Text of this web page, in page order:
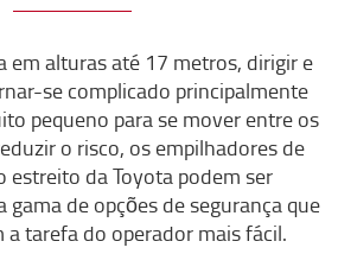
em alturas até 17 metros, dirigir e
se complicado principalmente
pequeno para se mover entre os
o risco, os empilhadores de
estreito da Toyota podem ser
gama de opções de segurança que
tarefa do operador mais fácil.